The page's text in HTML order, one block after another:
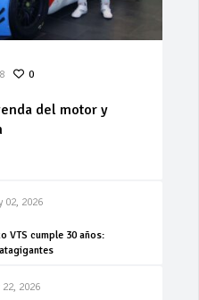
0
del motor y
02, 2026
VTS cumple 30 años:
2026